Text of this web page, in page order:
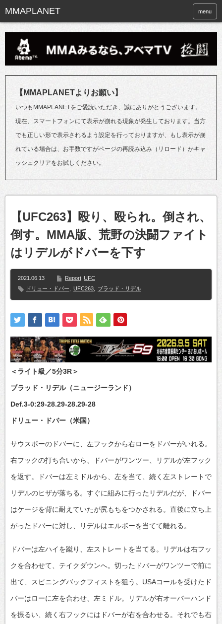
menu
【MMAPLANETよりお願い】
いつもMMAPLANETをご愛読いただき、誠にありがとうございます。
現在、スマートフォンにて表示が崩れる現象が発生しております。当方
でも正しい形で表示されるよう設定を行っておりますが、もし表示が崩
れている場合は、お手数ですがページの再読み込み（リロード）かキャ
ッシュクリアをお試しください。
【UFC263】殴り、殴られ。倒され、
倒す。MMA版、荒野の決闘ファイト
はリデルがドバーを下す
2021.06.13 Report UFC
ドリュー・ドバー
UFC263 ブラッド・リデル
＜ライト級／5分3R＞
ブラッド・リデル（ニュージーランド）
Def.3-0:29-28.29-28.29-28
ドリュー・ドバー（米国）
サウスポーのドバーに、左フックから右ローをドバーがいれる。
右フックの打ち合いから、ドバーがワンツー、リデルが左フック
を返す。ドバーは左ミドルから、左を当て、続く左ストレートで
リデルのヒザが落ちる。すぐに組みに行ったリデルだが、ドバー
はケージを背に耐えていたが尻もちをつかされる。直後に立ち上
がったドバーに対し、リデルはエルボーを当てて離れる。
ドバーは左ハイを蹴り、左ストレートを当てる。リデルは右フッ
クを合わせて、テイクダウンへ。切ったドバーがワンツーで前に
出て、スピニングバックフィストを狙う。USAコールを受けたド
バーはローに左を合わせ、左ミドル。リデルが右オーバーハンド
を振るい、続く右フックにはドバーが右を合わせる。それでも右